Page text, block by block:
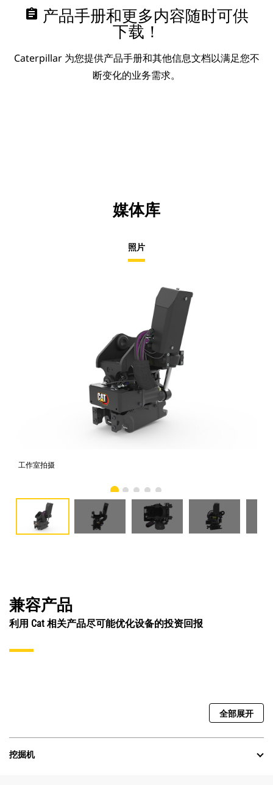
assignment 产品手册和更多内容随时可供
下载！
Caterpillar 为您提供产品手册和其他信息文档以满足您不
断变化的业务需求。
媒体库
照片
工作室拍摄
兼容产品
利用 Cat 相关产品尽可能优化设备的投资回报
全部展开
挖掘机